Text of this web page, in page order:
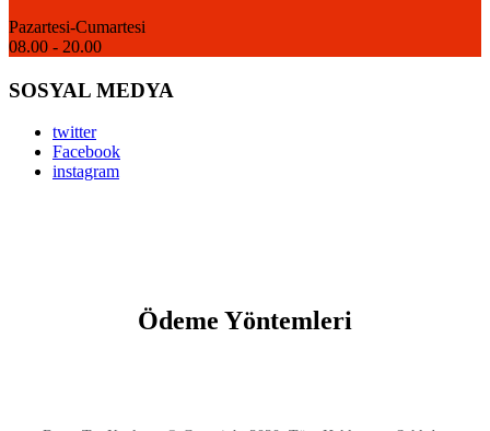
Pazartesi-Cumartesi
08.00 - 20.00
SOSYAL MEDYA
twitter
Facebook
instagram
Ödeme Yöntemleri